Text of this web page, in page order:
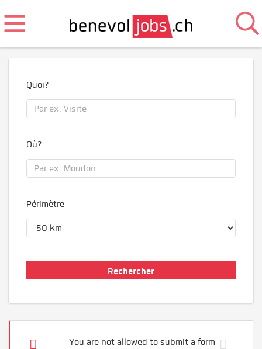
Quoi?
Où?
Périmètre
You are not allowed to submit a form